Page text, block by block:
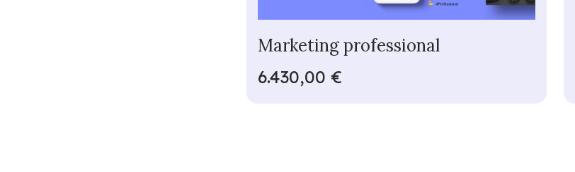
Marketing professional
6.430,00 €